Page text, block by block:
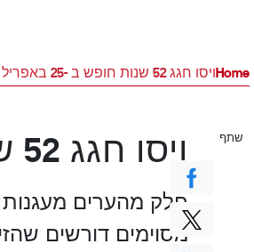
Homeויסו חגג 52 שנות חופש ב -25 באפריל
ויסו חגג 52 שנות חופש ב -25 באפריל
חלק מהערים מעגנות
מסוימים דורשים
שתף